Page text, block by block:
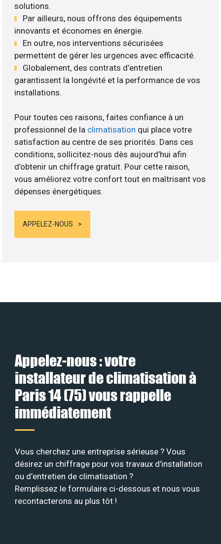
solutions.
Par ailleurs, nous offrons des équipements
innovants et économes en énergie.
En outre, nos interventions sécurisées
permettent de gérer les urgences avec efficacité.
Globalement, des contrats d’entretien
garantissent la longévité et la performance de vos
installations.
Pour toutes ces raisons, faites confiance à un
professionnel de la climatisation qui place votre
satisfaction au centre de ses priorités. Dans ces
conditions, sollicitez-nous dès aujourd’hui afin
d’obtenir un chiffrage gratuit. Pour cette raison,
vous améliorez votre confort tout en maîtrisant vos
dépenses énergétiques.
APPELEZ-NOUS
Appelez-nous : votre
installateur de climatisation à
Paris 14 (75) vous rappelle
immédiatement
Vous cherchez une entreprise sérieuse ? Vous
désirez un chiffrage pour vos travaux d’installation
ou d’entretien de climatisation ?
Remplissez le formulaire ci-dessous et nous vous
recontacterons au plus tôt !